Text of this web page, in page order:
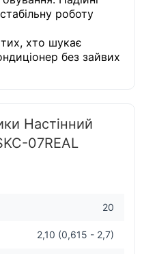
роботу
хто шукає
без зайвих
Настінний
07REAL
20
2,10 (0,615 - 2,7)